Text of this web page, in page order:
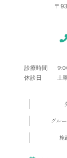
〒
診療時間
休診日 土
グル
施